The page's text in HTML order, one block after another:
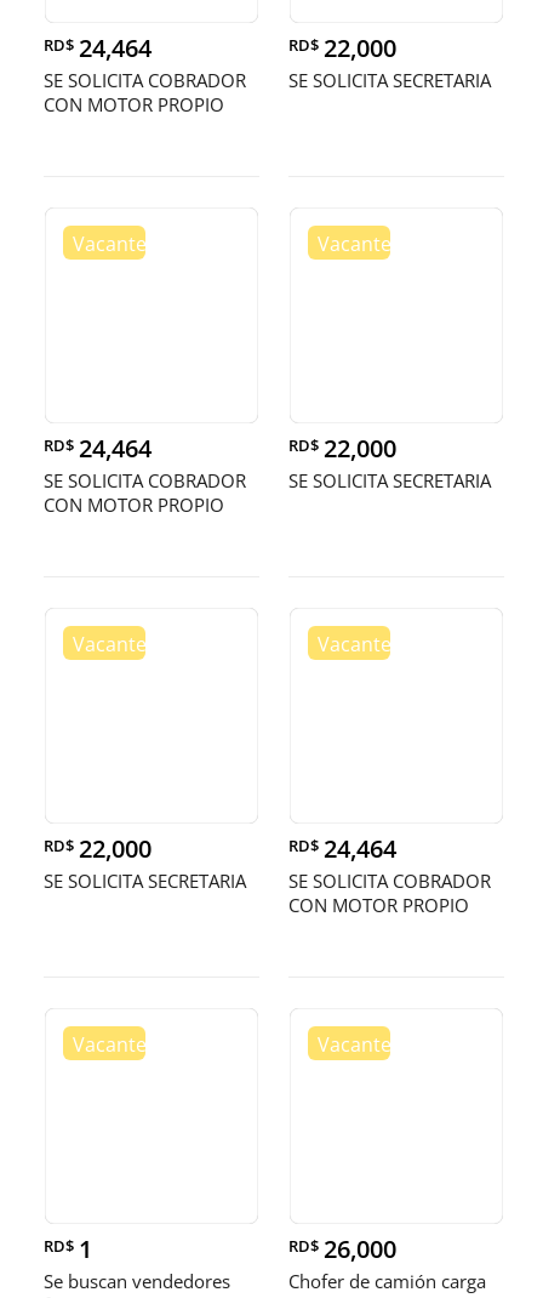
RD$ 24,464
SE SOLICITA COBRADOR
CON MOTOR PROPIO
RD$ 22,000
SE SOLICITA SECRETARIA
RD$ 24,464
SE SOLICITA COBRADOR
CON MOTOR PROPIO
RD$ 22,000
SE SOLICITA SECRETARIA
RD$ 22,000
SE SOLICITA SECRETARIA
RD$ 24,464
SE SOLICITA COBRADOR
CON MOTOR PROPIO
RD$ 1
Se buscan vendedores
RD$ 26,000
Chofer de camión carga